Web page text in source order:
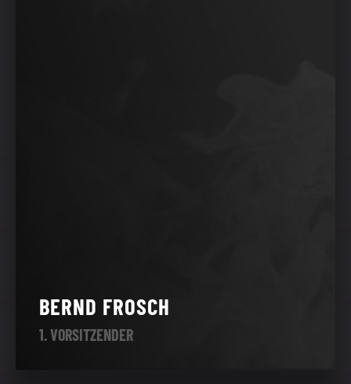
BERND FROSCH
1. VORSITZENDER